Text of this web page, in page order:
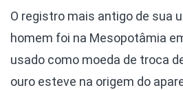
O registro mais antigo de sua
homem foi na Mesopotâmia
usado como moeda de troca
ouro esteve na origem do